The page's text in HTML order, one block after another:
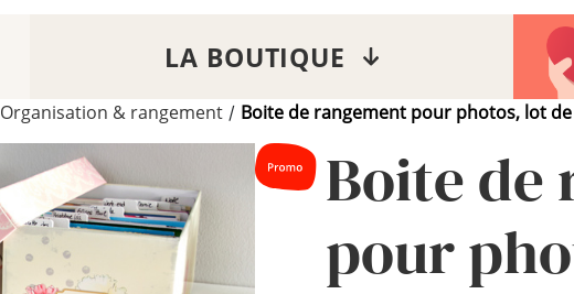
LA BOUTIQUE
Organisation & rangement / Boite de rangement pour photos, lot
Boite de
pour